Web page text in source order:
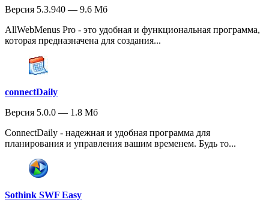
Версия 5.3.940 — 9.6 Мб
AllWebMenus Pro - это удобная и функциональная программа,
которая предназначена для создания...
connectDaily
Версия 5.0.0 — 1.8 Мб
ConnectDaily - надежная и удобная программа для
планирования и управления вашим временем. Будь то...
Sothink SWF Easy